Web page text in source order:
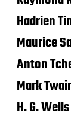
Hadrien
Maurice
Anton
Mark
H. G. Wells